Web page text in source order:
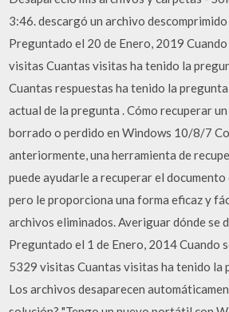
3:46. descargó un archivo
Preguntado el 20 de Enero, 2019
visitas Cuantas visitas ha tenido la
Cuantas respuestas ha tenido la
actual de la pregunta . Cómo recuperar
borrado o perdido en Windows 10/8/7
anteriormente, una herramienta de
puede ayudarle a recuperar el
pero le proporciona una forma eficaz y
archivos eliminados. Averiguar dónde se
Preguntado el 1 de Enero, 2014 Cuando
5329 visitas Cuantas visitas ha tenido la
Los archivos desaparecen